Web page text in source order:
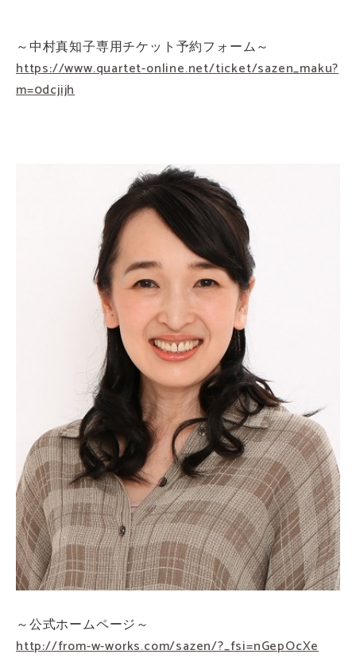
～中村真知子専用チケット予約フォーム～
https://www.quartet-online.net/ticket/sazen_maku?
m=0dcjijh
～公式ホームページ～
http://from-w-works.com/sazen/?_fsi=nGepOcXe